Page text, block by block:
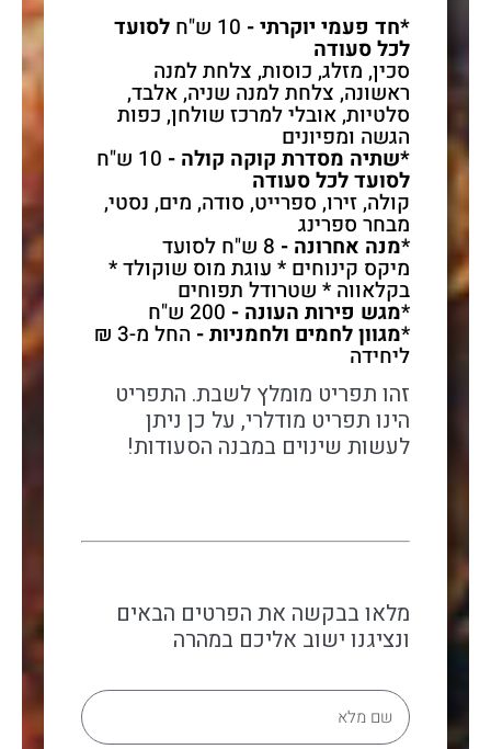
*חד פעמי יוקרתי - 10 ש"ח לסועד
לכל סעודה
סכין, מזלג, כוסות, צלחת למנה
ראשונה, צלחת למנה שניה, אלבד,
סלטיות, אובלי למרכז שולחן, כפות
הגשה ומפיונים
*שתיה מסדרת קוקה קולה - 10 ש"ח
לסועד לכל סעודה
קולה, זירו, ספרייט, סודה, מים, נסטי,
מבחר ספרינג
*מנה אחרונה -
מיקס קינוחים * עוגת מוס שוקולד *
בקלאווה * שטרודל תפוחים
*מגש פירות העונה -
*מגוון לחמים ולחמניות - החל מ-3 ₪
ליחידה
זהו תפריט מומלץ לשבת. התפריט
הינו תפריט מודלרי, על כן ניתן
לעשות שינוים במבנה הסעודות!
מלאו בבקשה את הפרטים הבאים
ונציגנו ישוב אליכם במהרה